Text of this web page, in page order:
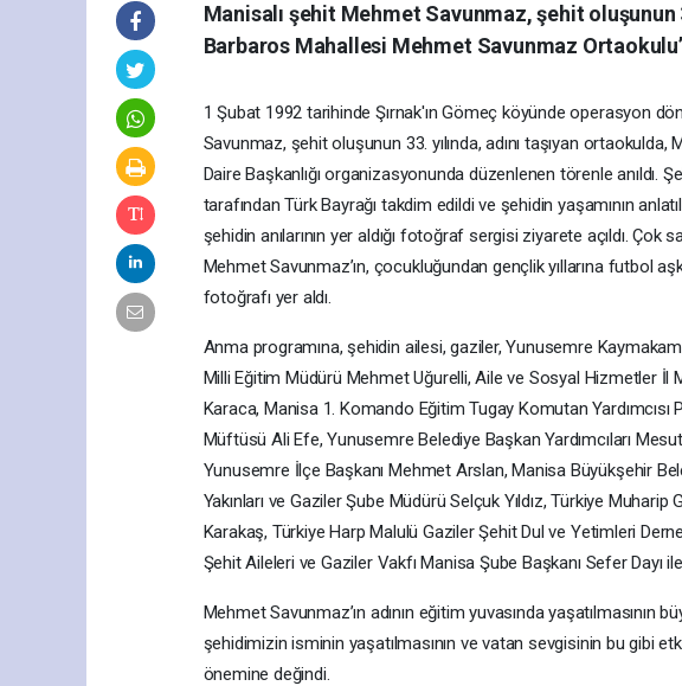
Manisalı şehit Mehmet Savunmaz, şehit oluşunun
Barbaros Mahallesi Mehmet Savunmaz
1 Şubat 1992 tarihinde Şırnak'ın Gömeç köyünde operasyon
Savunmaz, şehit oluşunun 33. yılında, adını taşıyan
Daire Başkanlığı organizasyonunda düzenlenen törenle anıldı.
tarafından Türk Bayrağı takdim edildi ve şehidin yaşamının
şehidin anılarının yer aldığı fotoğraf sergisi ziyarete açıldı. Çok
Mehmet Savunmaz’ın, çocukluğundan gençlik yıllarına futbol
fotoğrafı yer aldı.
Anma programına, şehidin ailesi, gaziler, Yunusemre
Milli Eğitim Müdürü Mehmet Uğurelli, Aile ve Sosyal Hizmetler İl
Karaca, Manisa 1. Komando Eğitim Tugay Komutan
Müftüsü Ali Efe, Yunusemre Belediye Başkan Yardımcıları
Yunusemre İlçe Başkanı Mehmet Arslan, Manisa Büyükşehir
Yakınları ve Gaziler Şube Müdürü Selçuk Yıldız, Türkiye
Karakaş, Türkiye Harp Malulü Gaziler Şehit Dul ve Yetimleri
Şehit Aileleri ve Gaziler Vakfı Manisa Şube Başkanı Sefer Dayı
Mehmet Savunmaz’ın adının eğitim yuvasında yaşatılmasının
şehidimizin isminin yaşatılmasının ve vatan sevgisinin bu gibi
önemine değindi.